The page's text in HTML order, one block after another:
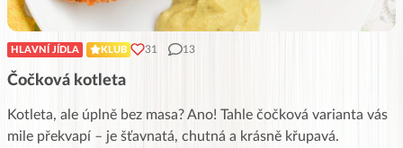
HLAVNÍ JÍDLA KLUB 31 13
Čočková kotleta
Kotleta, ale úplně bez masa? Ano! Tahle čočková varianta vás
mile překvapí – je šťavnatá, chutná a krásně křupavá.